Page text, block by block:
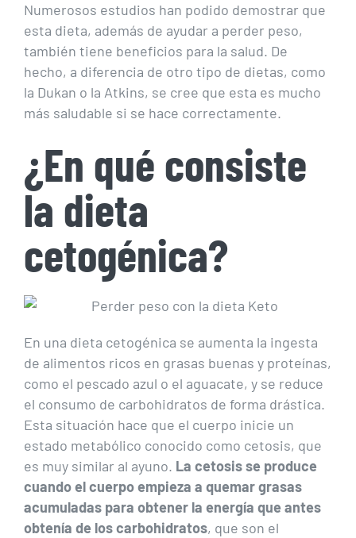
Numerosos estudios han podido demostrar que
esta dieta, además de ayudar a perder peso,
también tiene beneficios para la salud. De
hecho, a diferencia de otro tipo de dietas, como
la Dukan o la Atkins, se cree que esta es mucho
más saludable si se hace correctamente.
¿En qué consiste
la dieta
cetogénica?
En una dieta cetogénica se aumenta la ingesta
de alimentos ricos en grasas buenas y proteínas,
como el pescado azul o el aguacate, y se reduce
el consumo de carbohidratos de forma drástica.
Esta situación hace que el cuerpo inicie un
estado metabólico conocido como cetosis, que
es muy similar al ayuno. La cetosis se produce
cuando el cuerpo empieza a quemar grasas
acumuladas para obtener la energía que antes
obtenía de los carbohidratos, que son el